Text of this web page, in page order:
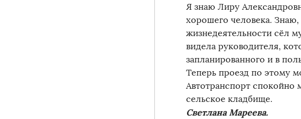
Я знаю Лиру
хорошего человека. Знаю,
жизнедеятельности сёл
видела руководителя,
запланированного и в
Теперь проезд по этому
Автотранспорт спокойно
сельское кладбище.
Светлана Мареева.